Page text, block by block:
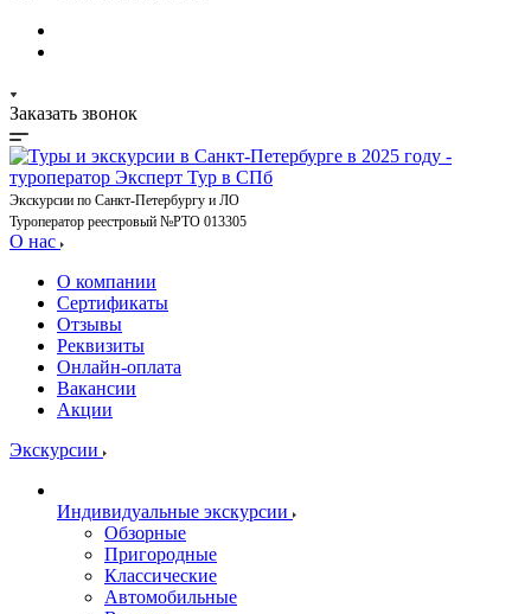
Заказать звонок
Экскурсии по Санкт-Петербургу и ЛО
Туроператор реестровый №РТО 013305
О нас
О компании
Сертификаты
Отзывы
Реквизиты
Онлайн-оплата
Вакансии
Акции
Экскурсии
Индивидуальные экскурсии
Обзорные
Пригородные
Классические
Автомобильные